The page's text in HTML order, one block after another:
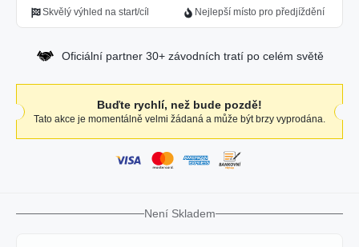
Skvělý výhled na start/cíl Nejlepší místo pro předjíždění
Oficiální partner 30+ závodních tratí po celém světě
Buďte rychlí, než bude pozdě!
Tato akce je momentálně velmi žádaná a může být brzy vyprodána.
Není Skladem